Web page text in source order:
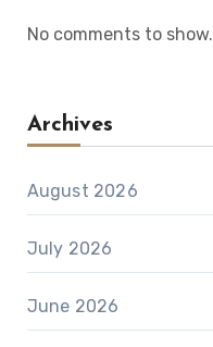
No comments to show.
Archives
August 2026
July 2026
June 2026